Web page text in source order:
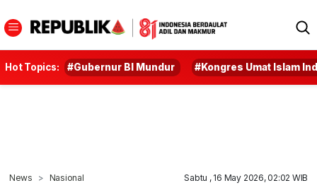
Hot Topics: #Gubernur BI Mundur #Kongres Umat Islam
News Nasional Sabtu , 16 May 2026, 02:02 WIB